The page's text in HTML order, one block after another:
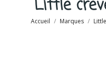
Little
Accueil Marques